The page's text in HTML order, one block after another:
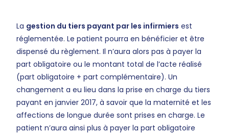
La gestion du tiers payant par les infirmiers est
réglementée. Le patient pourra en bénéficier et être
dispensé du règlement. Il n’aura alors pas à payer la
part obligatoire ou le montant total de l’acte réalisé
(part obligatoire + part complémentaire). Un
changement a eu lieu dans la prise en charge du tiers
payant en janvier 2017, à savoir que la maternité et les
affections de longue durée sont prises en charge. Le
patient n’aura ainsi plus à payer la part obligatoire